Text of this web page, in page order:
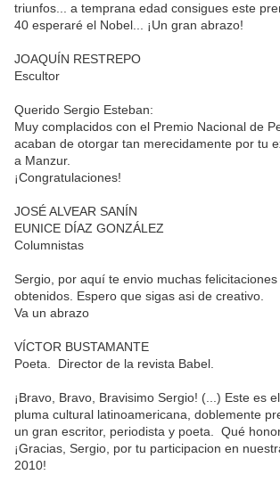
triunfos... a temprana edad consigues este
40 esperaré el Nobel... ¡Un gran abrazo!
JOAQUÍN RESTREPO
Escultor
Querido Sergio Esteban:
Muy complacidos con el Premio Nacional de
acaban de otorgar tan merecidamente por tu
a Manzur.
¡Congratulaciones!
JOSÉ ALVEAR SANÍN
EUNICE DÍAZ GONZÁLEZ
Columnistas
Sergio, por aquí te envio muchas
obtenidos. Espero que sigas asi de creativo.
Va un abrazo
VÍCTOR BUSTAMANTE
Poeta. Director de la revista Babel.
¡Bravo, Bravo, Bravisimo Sergio! (...) Este es
pluma cultural latinoamericana, doblemente
un gran escritor, periodista y poeta. Qué
¡Gracias, Sergio, por tu participacion en
2010!